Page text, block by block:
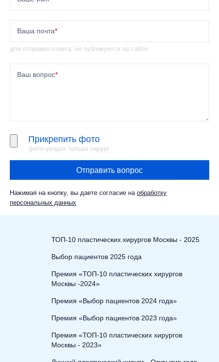
Ваша почта*
для отправки ответа, не публикуется на сайте
Ваш вопрос*
Прикрепить фото
фото увидит только хирург
Отправить вопрос
Нажимая на кнопку, вы даете согласие на обработку
персональных данных
ТОП-10 пластических хирургов Москвы - 2025
Выбор пациентов 2025 года
Премия «ТОП-10 пластических хирургов
Москвы -2024»
Премия «Выбор пациентов 2024 года»
Премия «Выбор пациентов 2023 года»
Премия «ТОП-10 пластических хирургов
Москвы - 2023»